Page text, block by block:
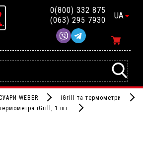
0(800) 332 875
(063) 295 7930
UA
WEBER
iGrill та термометри
iGrill, 1 шт.